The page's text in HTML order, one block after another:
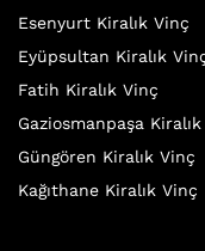
Esenyurt Kiralık Vinç
Eyüpsultan Kiralık
Fatih Kiralık Vinç
Gaziosmanpaşa
Güngören Kiralık Vinç
Kağıthane Kiralık Vinç